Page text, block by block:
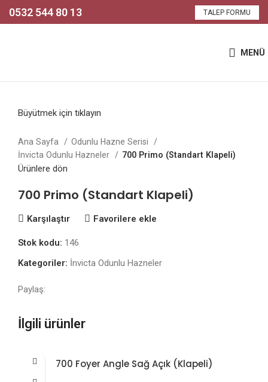
0532 544 80 13 TALEP FORMU
MENÜ
Büyütmek için tıklayın
Ana Sayfa
Odunlu Hazne Serisi
İnvicta Odunlu Hazneler
700 Primo (Standart Klapeli)
Ürünlere dön
700 Primo (Standart Klapeli)
Karşılaştır Favorilere ekle
Stok kodu: 146
Kategoriler: İnvicta Odunlu Hazneler
Paylaş:
İlgili ürünler
700 Foyer Angle Sağ Açık (Klapeli)